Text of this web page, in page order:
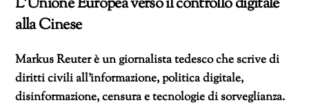
alla Cinese
Markus Reuter è un giornalista tedesco che scrive di
diritti civili all’informazione, politica digitale,
disinformazione, censura e tecnologie di sorveglianza.